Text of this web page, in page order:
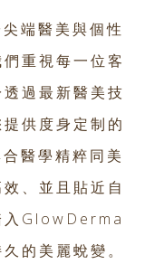
端醫美與個性
重視每一位客
過最新醫美技
供度身定制的
醫學精粹同美
、並且貼近自
入GlowDerma
的美麗蛻變。